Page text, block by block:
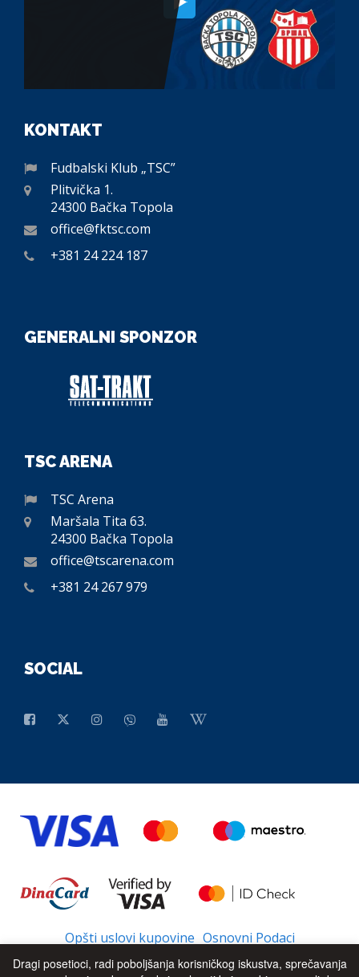
KONTAKT
Fudbalski Klub „TSC”
Plitvička 1.
24300 Bačka Topola
office@fktsc.com
+381 24 224 187
GENERALNI SPONZOR
TSC ARENA
TSC Arena
Maršala Tita 63.
24300 Bačka Topola
office@tscarena.com
+381 24 267 979
SOCIAL
Opšti uslovi kupovine Osnovni Podaci
Dragi posetioci, radi poboljšanja korisničkog iskustva, sprečavanja